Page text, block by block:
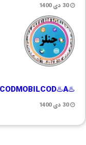
30 دی 1400
♨️CODMOBILCOD♨️A
30 دی 1400